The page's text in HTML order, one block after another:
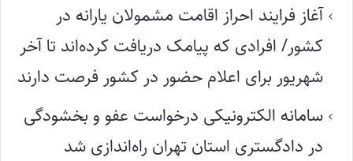
آغاز فرایند احراز اقامت مشمولان یارانه در
کشور/ افرادی که پیامک دریافت کرده‌اند تا آخر
شهریور برای اعلام حضور در کشور فرصت دارند
سامانه الکترونیکی درخواست عفو و بخشودگی
در دادگستری استان تهران راه‌اندازی شد